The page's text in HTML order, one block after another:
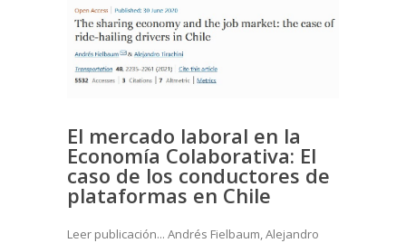
El mercado laboral en la
Economía Colaborativa: El
caso de los conductores de
plataformas en Chile
Leer publicación... Andrés Fielbaum, Alejandro